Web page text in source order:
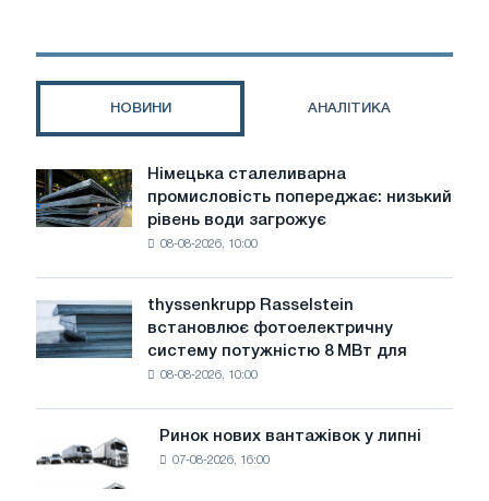
до
НОВИНИ АНАЛІТИКА
Німецька
сталеливарна
промисловість
води
загрожує
безпеці
Німецька сталеливарна
промисловість попереджає: низький
рівень води загрожує
08-08-2026, 10:00
thyssenkrupp
Rasselstein
встановлює
фотоелектричну
thyssenkrupp Rasselstein
встановлює фотоелектричну
систему потужністю 8 МВт для
08-08-2026, 10:00
Ринок
нових
вантажівок
Ринок нових вантажівок у липні
07-08-2026, 16:00